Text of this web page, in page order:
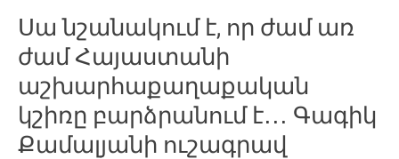
Սա նշանակում է, որ ժամ առ
ժամ Հայաստանի
աշխարհաքաղաքական
կշիռը բարձրանում է․․․ Գագիկ
Քամալյանի ուշագրավ